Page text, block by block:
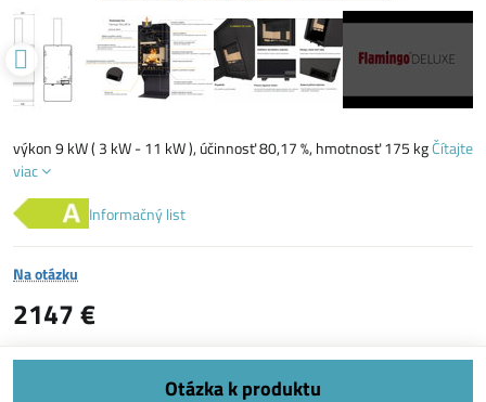
výkon 9 kW ( 3 kW - 11 kW ), účinnosť 80,17 %, hmotnosť 175 kgČítajte
viac
Informačný list
Na otázku
2147 €